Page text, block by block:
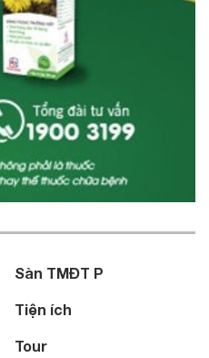
Sàn TMĐT P
Tiện ích
Tour